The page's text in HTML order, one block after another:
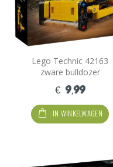
Lego Technic 42163
zware bulldozer
€ 9,99
IN WINKELWAGEN